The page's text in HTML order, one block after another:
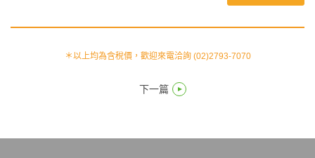
＊以上均為含稅價，歡迎來電洽詢 (02)2793-7070
下一篇